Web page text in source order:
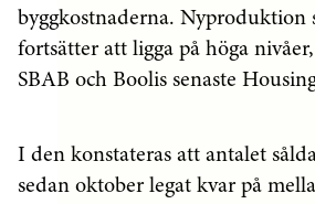
byggkostnaderna. Nyproduktion
fortsätter att ligga på höga
SBAB och Boolis senaste
I den konstateras att antalet
sedan oktober legat kvar på